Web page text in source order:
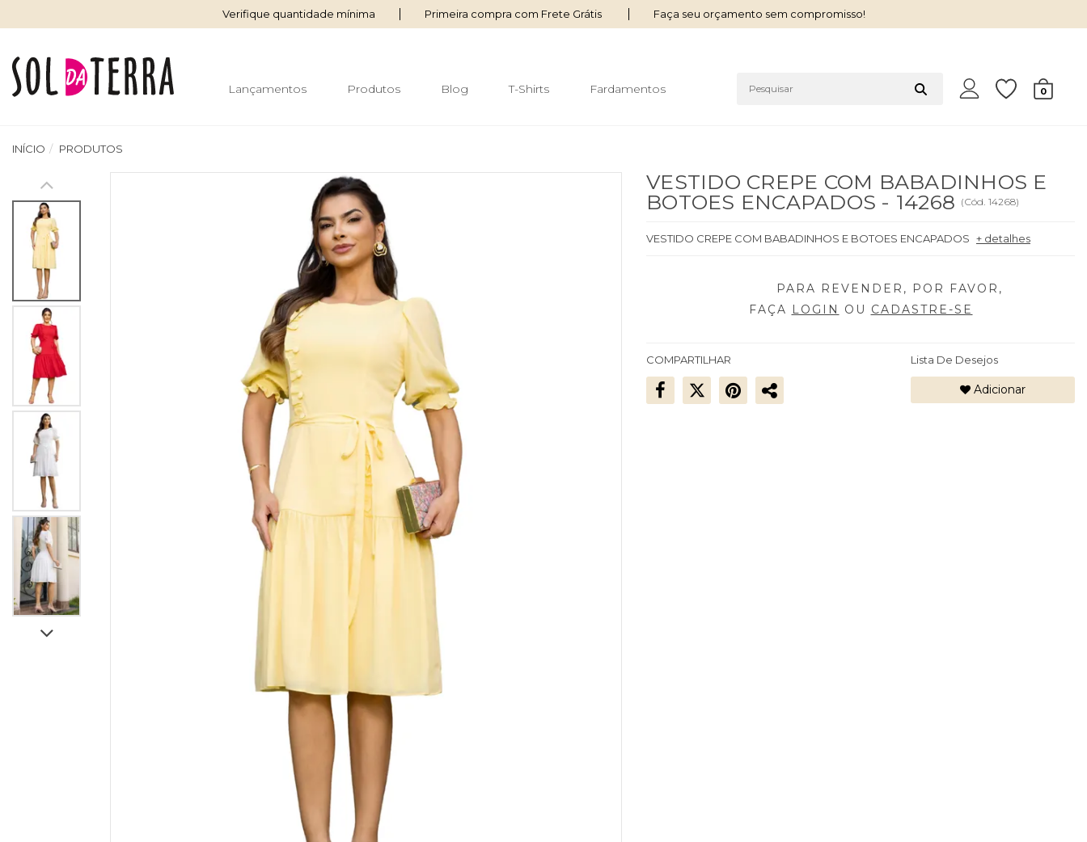
Verifique quantidade mínima Primeira compra com Frete Grátis Faça seu orçamento sem compromisso!
Lançamentos Produtos Blog T-Shirts Fardamentos 0
INÍCIO PRODUTOS
VESTIDO CREPE COM BABADINHOS E
BOTOES ENCAPADOS - 14268 (Cód. 14268)
VESTIDO CREPE COM BABADINHOS E BOTOES ENCAPADOS + detalhes
FAÇA LOGIN OU CADASTRE-SE
COMPARTILHAR Lista De Desejos
Adicionar